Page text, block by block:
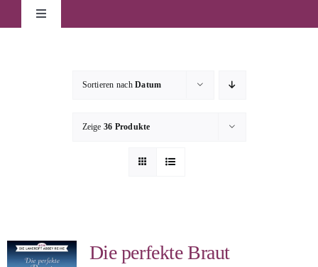
Toggle
Sophie Berg
Sortieren nachDatum
Zeige 36 Produkte
Die perfekte Braut